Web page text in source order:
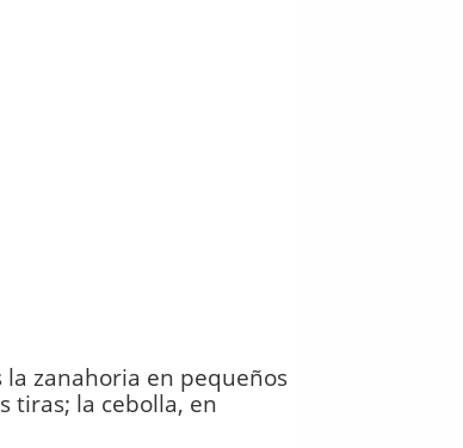
zanahoria en pequeños
tiras; la cebolla, en